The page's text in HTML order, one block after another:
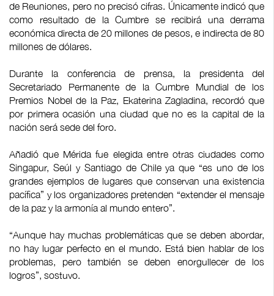
de Reuniones, pero no precisó cifras. Únicamente indicó que
como resultado de la Cumbre se recibirá una derrama
económica directa de 20 millones de pesos, e indirecta de 80
millones de dólares.
Durante la conferencia de prensa, la presidenta del
Secretariado Permanente de la Cumbre Mundial de los
Premios Nobel de la Paz, Ekaterina Zagladina, recordó que
por primera ocasión una ciudad que no es la capital de la
nación será sede del foro.
Añadió que Mérida fue elegida entre otras ciudades como
Singapur, Seúl y Santiago de Chile ya que “es uno de los
grandes ejemplos de lugares que conservan una existencia
pacífica” y los organizadores pretenden “extender el mensaje
de la paz y la armonía al mundo entero”.
“Aunque hay muchas problemáticas que se deben abordar,
no hay lugar perfecto en el mundo. Está bien hablar de los
problemas, pero también se deben enorgullecer de los
logros”, sostuvo.